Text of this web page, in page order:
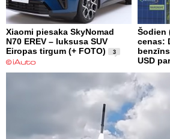
Xiaomi piesaka SkyNomad
N70 EREV – luksusa SUV
Eiropas tirgum (+ FOTO)
3
Šodien
cenas:
USD